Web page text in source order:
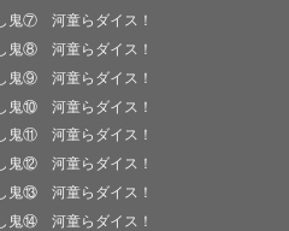
鬼⑦ 河童らダイス！
鬼⑧ 河童らダイス！
鬼⑨ 河童らダイス！
鬼⑩ 河童らダイス！
鬼⑪ 河童らダイス！
鬼⑫ 河童らダイス！
鬼⑬ 河童らダイス！
鬼⑭ 河童らダイス！